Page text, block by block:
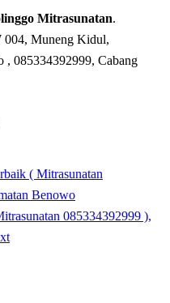
Mitrasunatan.
004, Muneng Kidul,
, 085334392999, Cabang
( Mitrasunatan
Benowo
085334392999 ),